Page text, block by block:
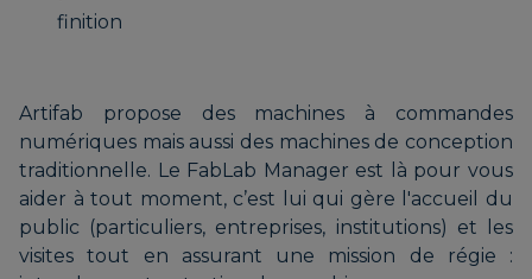
finition
Artifab propose des machines à commandes
numériques mais aussi des machines de conception
traditionnelle. Le FabLab Manager est là pour vous
aider à tout moment, c’est lui qui gère l'accueil du
public (particuliers, entreprises, institutions) et les
visites tout en assurant une mission de régie :